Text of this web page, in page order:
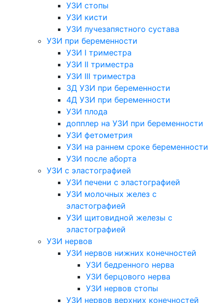
УЗИ стопы
УЗИ кисти
УЗИ лучезапястного сустава
УЗИ при беременности
УЗИ I триместра
УЗИ II триместра
УЗИ III триместра
3Д УЗИ при беременности
4Д УЗИ при беременности
УЗИ плода
допплер на УЗИ при беременности
УЗИ фетометрия
УЗИ на раннем сроке беременности
УЗИ после аборта
УЗИ с эластографией
УЗИ печени с эластографией
УЗИ молочных желез с
эластографией
УЗИ щитовидной железы с
эластографией
УЗИ нервов
УЗИ нервов нижних конечностей
УЗИ бедренного нерва
УЗИ берцового нерва
УЗИ нервов стопы
УЗИ нервов верхних конечностей